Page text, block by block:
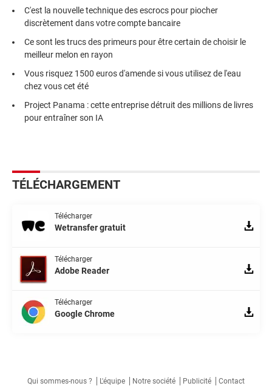
C'est la nouvelle technique des escrocs pour piocher
discrètement dans votre compte bancaire
Ce sont les trucs des primeurs pour être certain de choisir le
meilleur melon en rayon
Vous risquez 1500 euros d'amende si vous utilisez de l'eau
chez vous cet été
Project Panama : cette entreprise détruit des millions de livres
pour entraîner son IA
TÉLÉCHARGEMENT
Télécharger
Wetransfer gratuit
Télécharger
Adobe Reader
Télécharger
Google Chrome
Qui sommes-nous ? L'équipe Notre société Publicité Contact